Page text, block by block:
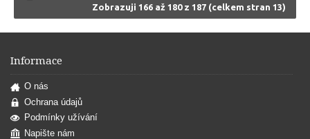
Zobrazuji 166 až 180 z 187 (celkem stran 13)
Informace
O nás
Ochrana údajů
Podmínky užívání
Napište nám